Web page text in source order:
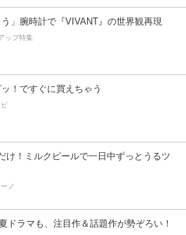
う」腕時計で『VIVANT』の世界観再現
ップ特集
！ですぐに買えちゃう
ピ
け！ミルクピールで一日中ずっとうるツ
ノ
ドラマも、注目作＆話題作が勢ぞろい！